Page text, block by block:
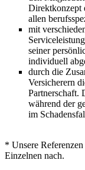
Direktkonzept
allen
mit
seiner
individuell
durch die
Versicherern
Partnerschaft.
während der
im
* Unsere
Einzelnen nach.